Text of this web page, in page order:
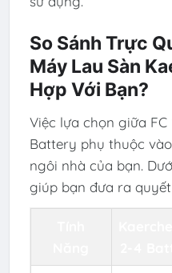
So Sánh Trực
Máy Lau Sàn
Hợp Với Bạn?
Việc lựa chọn giữa
Battery phụ thuộc
ngôi nhà của bạn.
giúp bạn đưa ra